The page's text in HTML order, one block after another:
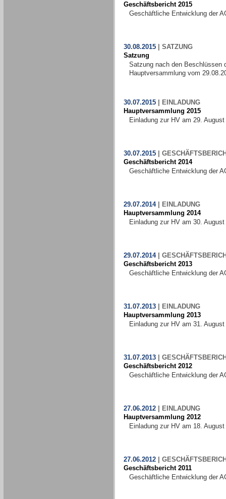
Geschäftsbericht 2015
Geschäftliche Entwicklung der
30.08.2015| SATZUNG
Satzung
Satzung nach den Beschlüssen
Hauptversammlung vom
30.07.2015|
EINLADUNG
Hauptversammlung 2015
Einladung zur HV am 29. August
30.07.2015|
Geschäftsbericht 2014
Geschäftliche Entwicklung der
29.07.2014|
EINLADUNG
Hauptversammlung 2014
Einladung zur HV am 30. August
29.07.2014|
Geschäftsbericht 2013
Geschäftliche Entwicklung der
31.07.2013|
EINLADUNG
Hauptversammlung 2013
Einladung zur HV am 31. August
31.07.2013|
Geschäftsbericht 2012
Geschäftliche Entwicklung der
27.06.2012|
EINLADUNG
Hauptversammlung 2012
Einladung zur HV am 18. August
27.06.2012|
Geschäftsbericht 2011
Geschäftliche Entwicklung der